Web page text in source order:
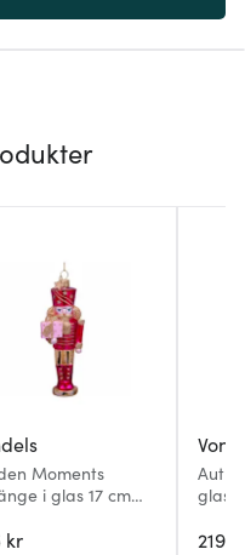
Moments
i glas 17 cm
kr
glas
219